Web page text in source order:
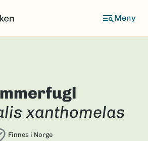
xanthomelas
Finnes i Norge